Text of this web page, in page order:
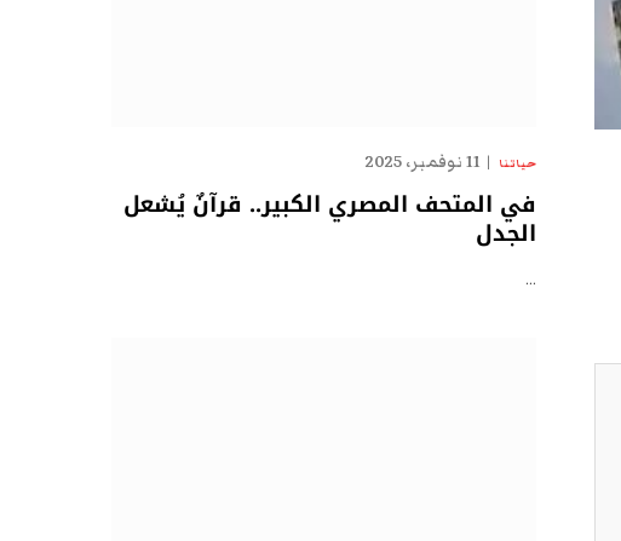
حياتنا 11 نوفمبر، 2025
في المتحف المصري الكبير.. قرآنٌ يُشعل
الجدل
…